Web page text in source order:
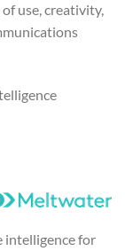
use, creativity,
intelligence for